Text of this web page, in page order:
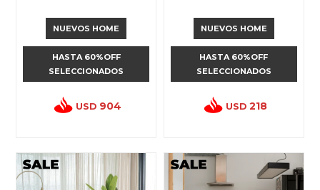
NUEVOS HOME
HASTA 60%OFF
SELECCIONADOS
USD 904
NUEVOS HOME
HASTA 60%OFF
SELECCIONADOS
USD 218